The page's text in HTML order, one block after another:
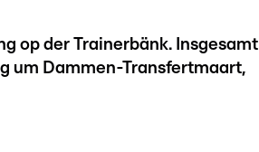
op der Trainerbänk. Insgesamt
um Dammen-Transfertmaart,